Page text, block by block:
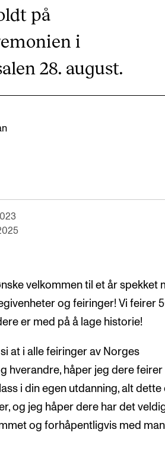
undervisning
læringsmiljø
i kunstnerisk utviklingsarbeid
og arrangementer
på
i
28. august.
velkommen til et år spekket
og feiringer! Vi feirer
er med på å lage historie!
at i alle feiringer av Norges
hverandre, håper jeg dere
i din egen utdanning, alt dette
og jeg håper dere har det
og forhåpentligvis med